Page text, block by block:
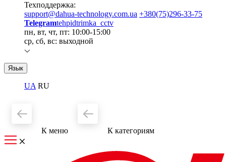
Техподдержка:
support@dahua-technology.com.ua +380(75)296-33-75
Telegramtehpidtrimka_cctv
пн, вт, чт, пт: 10:00-15:00
ср, сб, вс: выходной
Язык
UA RU
К меню К категориям